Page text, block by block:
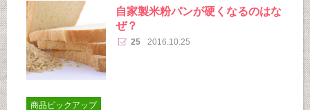
自家製米粉パンが硬くなるのはな
ぜ？
25 2016.10.25
商品ピックアップ